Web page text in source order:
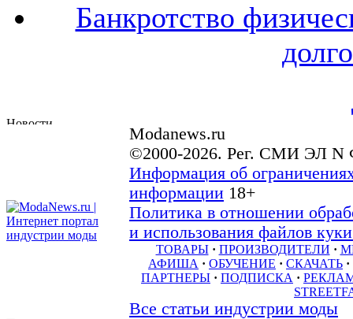
Банкротство
Modanews.ru
©2000-2026. Рег. СМИ ЭЛ N
Информация об
информации 18+
Политика в отношении
и использования файлов
ТОВАРЫ · ПРОИЗВОДИТЕЛИ ·
АФИША · ОБУЧЕНИЕ · СКАЧАТЬ ·
ПАРТНЕРЫ · ПОДПИСКА ·
Все статьи индустрии моды